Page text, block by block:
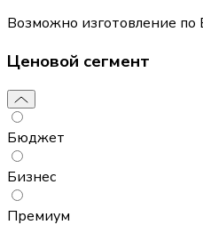
Возможно изготовление
Ценовой сегмент
Бюджет
Бизнес
Премиум